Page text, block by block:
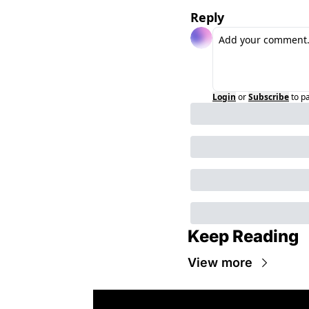
Reply
Login orSubscribeto
Keep Reading
View more